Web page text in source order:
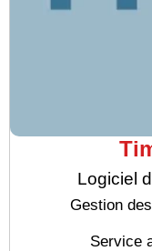
Logiciel
Gestion
Service